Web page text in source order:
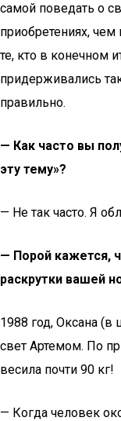
самой поведать о
приобретениях, чем
те, кто в конечном
придерживались
правильно.
— Как часто вы
эту тему»?
— Не так часто. Я
— Порой кажется,
раскрутки вашей
1988 год, Оксана (в
свет Артемом. По
весила почти 90 кг!
— Когда человек